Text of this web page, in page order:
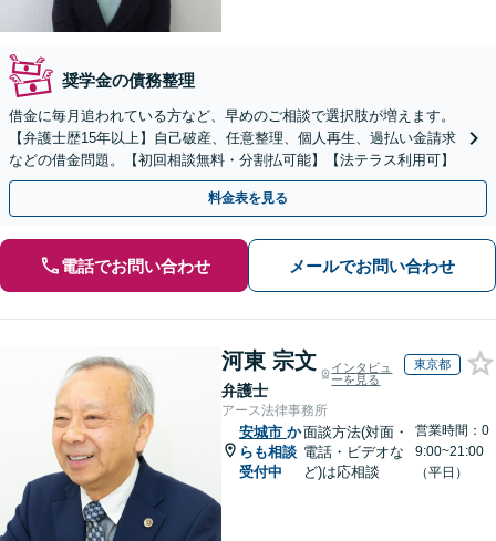
奨学金の債務整理
借金に毎月追われている方など、早めのご相談で選択肢が増えます。
【弁護士歴15年以上】自己破産、任意整理、個人再生、過払い金請求
などの借金問題。【初回相談無料・分割払可能】【法テラス利用可】
料金表を見る
電話でお問い合わせ メールでお問い合わせ
河東 宗文
弁護士
インタビュ
ーを見る
東京都
アース法律事務所
安城市 か
らも相談
受付中
面談方法(対面・
電話・ビデオな
ど)は応相談
営業時間：0
9:00~21:00
（平日）